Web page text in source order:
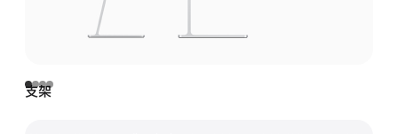
支架